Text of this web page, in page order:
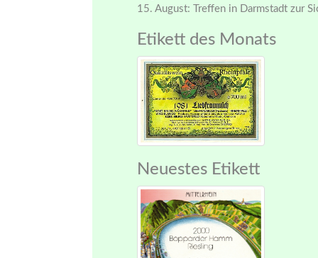
15. August: Treffen in Darmstadt zur
Etikett des Monats
Neuestes Etikett